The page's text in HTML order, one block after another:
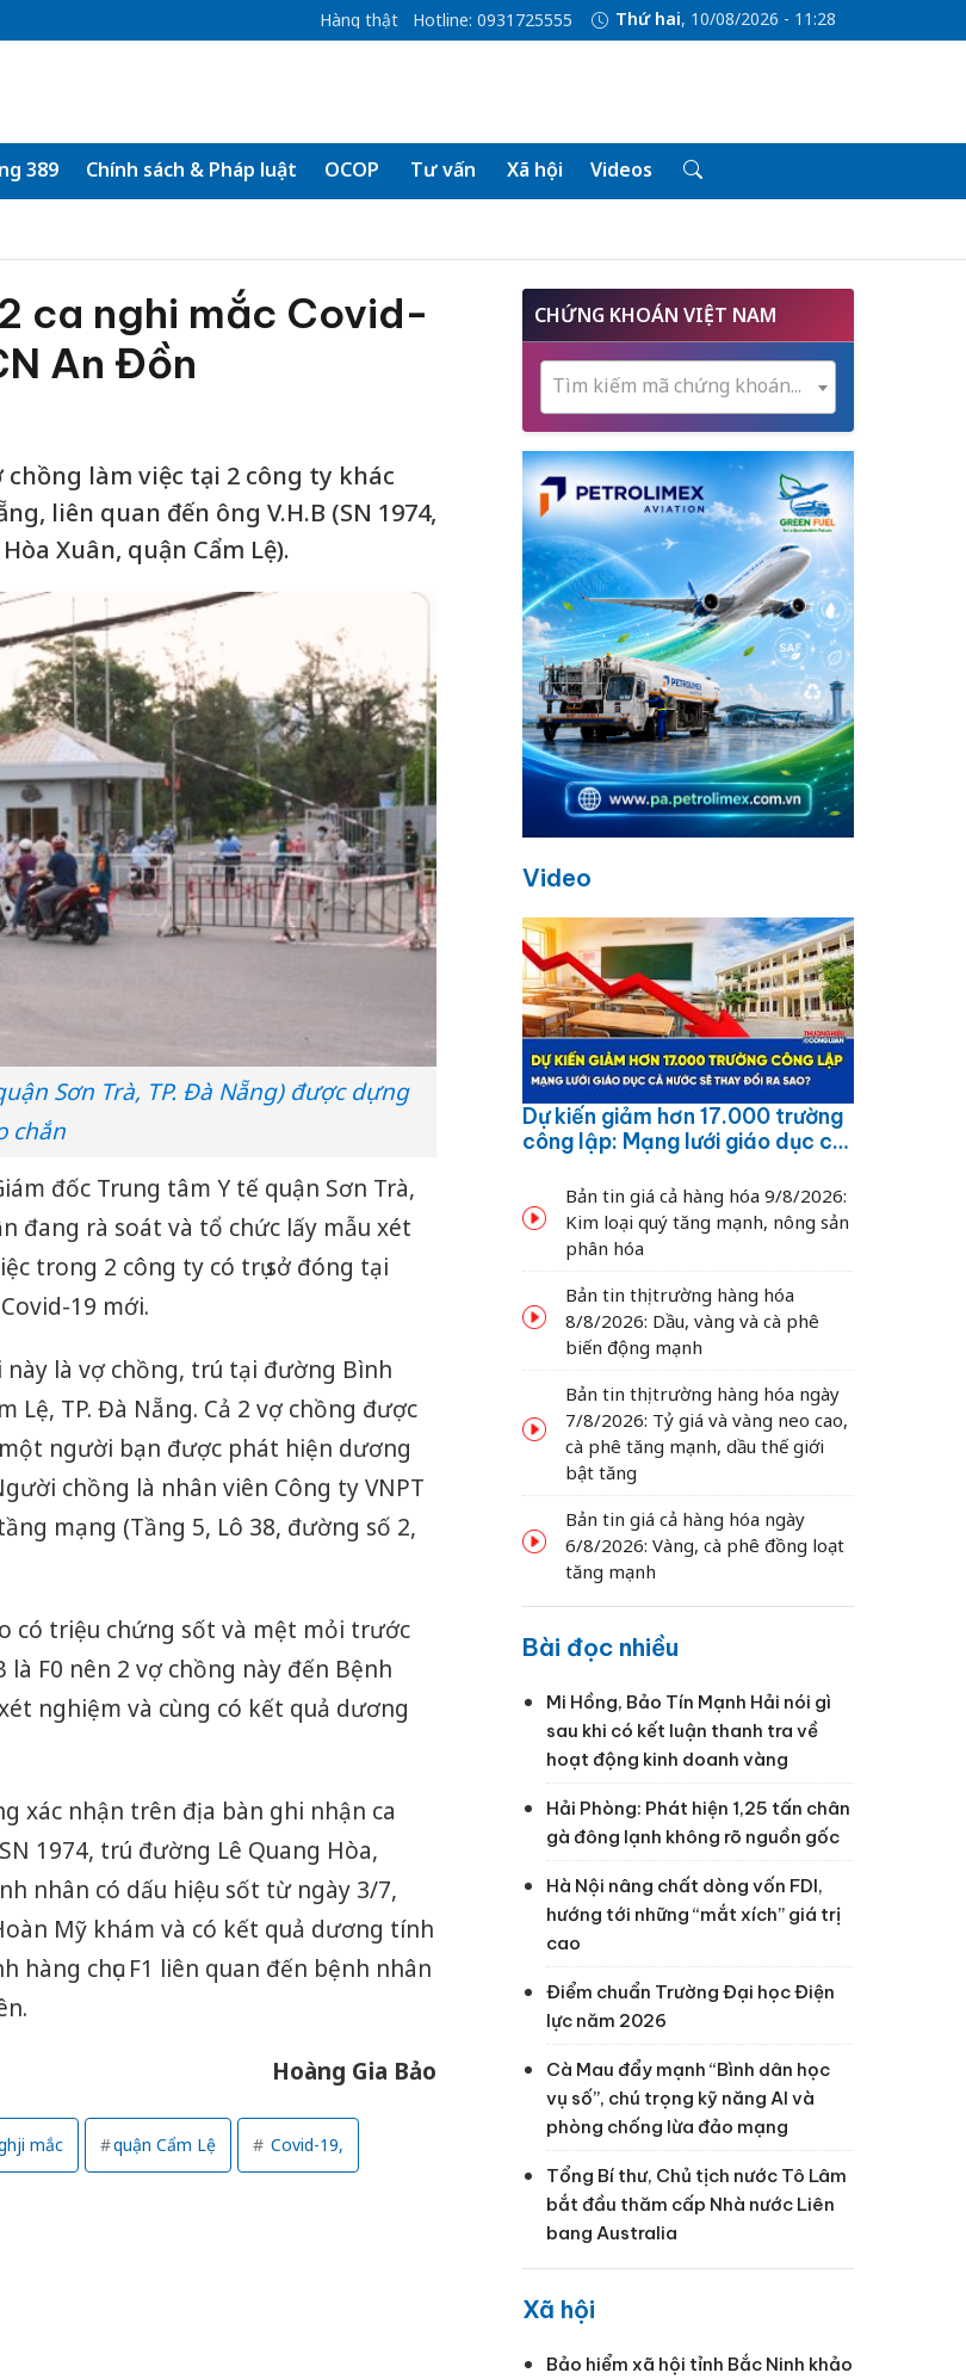
Hàng thật Hotline: 0931725555 Thứ hai, 10/08/2026 - 11:28
389 Chính sách & Pháp luật OCOP Tư vấn Xã hội Videos
ca nghi mắc Covid-
An Đồn
chồng làm việc tại 2 công ty khác
liên quan đến ông V.H.B (SN 1974,
Xuân, quận Cẩm Lệ).
Sơn Trà, TP. Đà Nẵng) được dựng
chắn
đốc Trung tâm Y tế quận Sơn Trà,
đang rà soát và tổ chức lấy mẫu xét
trong 2 công ty có trụ sở đóng tại
19 mới.
này là vợ chồng, trú tại đường Bình
Lệ, TP. Đà Nẵng. Cả 2 vợ chồng được
người bạn được phát hiện dương
chồng là nhân viên Công ty VNPT
mạng (Tầng 5, Lô 38, đường số 2,
có triệu chứng sốt và mệt mỏi trước
F0 nên 2 vợ chồng này đến Bệnh
nghiệm và cùng có kết quả dương
xác nhận trên địa bàn ghi nhận ca
1974, trú đường Lê Quang Hòa,
nhân có dấu hiệu sốt từ ngày 3/7,
Mỹ khám và có kết quả dương tính
hàng chục F1 liên quan đến bệnh nhân
Hoàng Gia Bảo
mắc quận Cẩm Lệ Covid-19,
CHỨNG KHOÁN VIỆT NAM
Tìm kiếm mã chứng khoán...
Video
Dự kiến giảm hơn 17.000 trường
công lập: Mạng lưới giáo dục cả
Bản tin giá cả hàng hóa 9/8/2026:
Kim loại quý tăng mạnh, nông sản
phân hóa
Bản tin thị trường hàng hóa
8/8/2026: Dầu, vàng và cà phê
biến động mạnh
Bản tin thị trường hàng hóa ngày
7/8/2026: Tỷ giá và vàng neo cao,
cà phê tăng mạnh, dầu thế giới
bật tăng
Bản tin giá cả hàng hóa ngày
6/8/2026: Vàng, cà phê đồng loạt
tăng mạnh
Bài đọc nhiều
Mi Hồng, Bảo Tín Mạnh Hải nói gì
sau khi có kết luận thanh tra về
hoạt động kinh doanh vàng
Hải Phòng: Phát hiện 1,25 tấn chân
gà đông lạnh không rõ nguồn gốc
Hà Nội nâng chất dòng vốn FDI,
hướng tới những “mắt xích” giá trị
cao
Điểm chuẩn Trường Đại học Điện
lực năm 2026
Cà Mau đẩy mạnh “Bình dân học
vụ số”, chú trọng kỹ năng AI và
phòng chống lừa đảo mạng
Tổng Bí thư, Chủ tịch nước Tô Lâm
bắt đầu thăm cấp Nhà nước Liên
bang Australia
Xã hội
Bảo hiểm xã hội tỉnh Bắc Ninh khảo